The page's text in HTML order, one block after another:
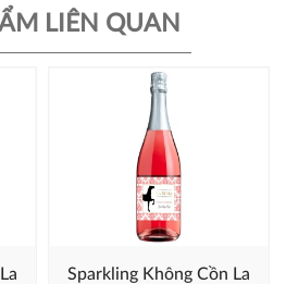
LIÊN QUAN
Sparkling Không Cồn La